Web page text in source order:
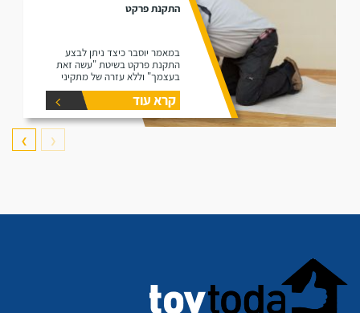
התקנת פרקט
במאמר יוסבר כיצד ניתן לבצע
התקנת פרקט בשיטת "עשה זאת
בעצמך" וללא עזרה של מתקיני
פרקטים.
קרא עוד
❮
❯